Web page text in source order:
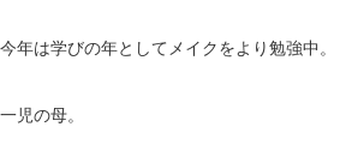
今年は学びの年としてメイクをより勉強中。
一児の母。